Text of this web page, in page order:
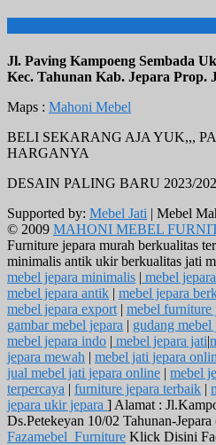
Jl. Paving Kampoeng Sembada
Kec. Tahunan Kab. Jepara Prop.
Maps : Mahoni Mebel
BELI SEKARANG AJA YUK,,,
HARGANYA
DESAIN PALING BARU 2023/
Supported by: Mebel Jati | Mebel
© 2009 MAHONI MEBEL
Furniture jepara murah berkualitas
minimalis antik ukir berkualitas jati
mebel jepara minimalis | mebel
mebel jepara antik | mebel jepara
mebel jepara export | mebel furniture
gambar mebel jepara | gudang mebel
mebel jepara indo | mebel jepara jati|
jepara mewah | mebel jati jepara
jual mebel jati jepara online | mebel
terpercaya | furniture jepara terbaik |
jepara ukir jepara ] Alamat :
Ds.Petekeyan 10/02 Tahunan-
Fazamebel_Furniture Klick Disini